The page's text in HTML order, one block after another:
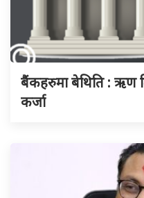
बैंकहरुमा बेथिति : ऋण
कर्जा